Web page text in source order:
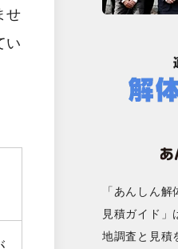
せ
い
「あんしん
見積ガイド」
地調査と見積